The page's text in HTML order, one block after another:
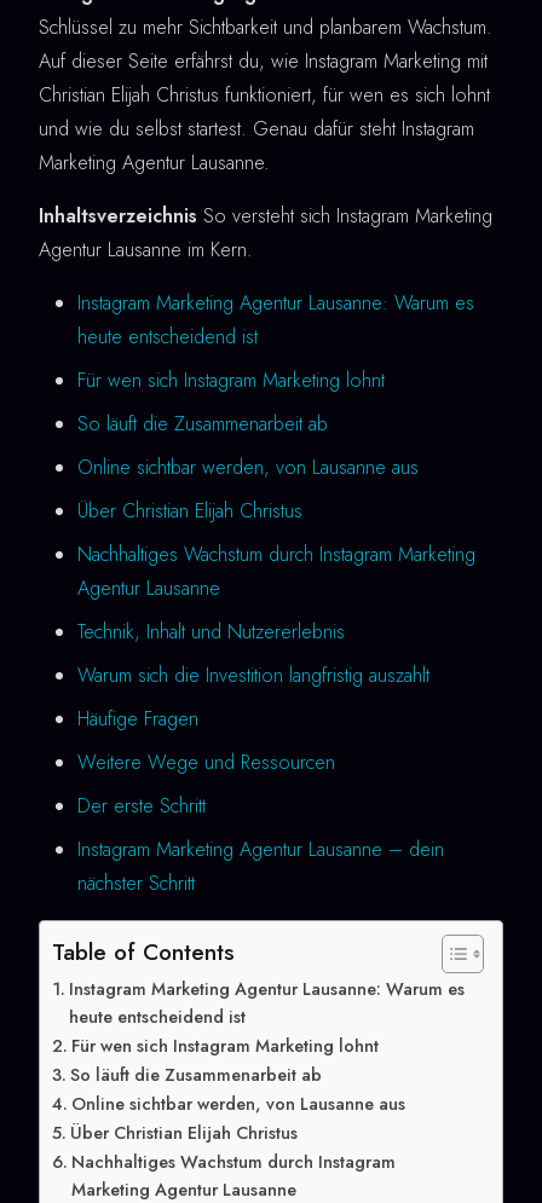
Schlüssel zu mehr Sichtbarkeit und planbarem Wachstum.
Auf dieser Seite erfährst du, wie Instagram Marketing mit
Christian Elijah Christus funktioniert, für wen es sich lohnt
und wie du selbst startest. Genau dafür steht Instagram
Marketing Agentur Lausanne.
Inhaltsverzeichnis So versteht sich Instagram Marketing
Agentur Lausanne im Kern.
Instagram Marketing Agentur Lausanne: Warum es
heute entscheidend ist
Für wen sich Instagram Marketing lohnt
So läuft die Zusammenarbeit ab
Online sichtbar werden, von Lausanne aus
Über Christian Elijah Christus
Nachhaltiges Wachstum durch Instagram Marketing
Agentur Lausanne
Technik, Inhalt und Nutzererlebnis
Warum sich die Investition langfristig auszahlt
Häufige Fragen
Weitere Wege und Ressourcen
Der erste Schritt
Instagram Marketing Agentur Lausanne – dein
nächster Schritt
Table of Contents
Instagram Marketing Agentur Lausanne: Warum es
heute entscheidend ist
Für wen sich Instagram Marketing lohnt
So läuft die Zusammenarbeit ab
Online sichtbar werden, von Lausanne aus
Über Christian Elijah Christus
Nachhaltiges Wachstum durch Instagram
Marketing Agentur Lausanne